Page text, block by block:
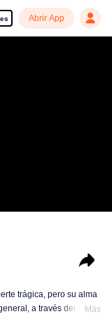
es Abrir App
trágica, pero su alma
a través del
Más